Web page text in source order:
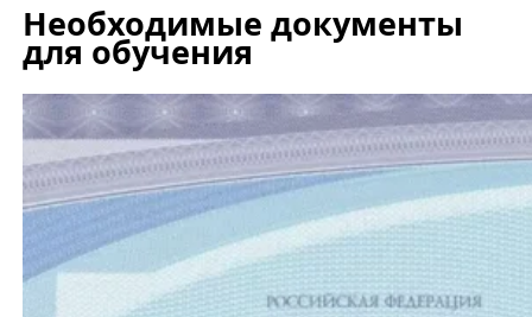
Необходимые документы
для обучения